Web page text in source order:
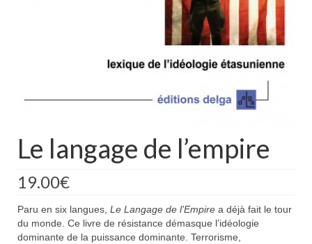
Le langage de l’empire
19.00€
Paru en six langues, Le Langage de l’Empire a déjà fait le tour
du monde. Ce livre de résistance démasque l’idéologie
dominante de la puissance dominante. Terrorisme,